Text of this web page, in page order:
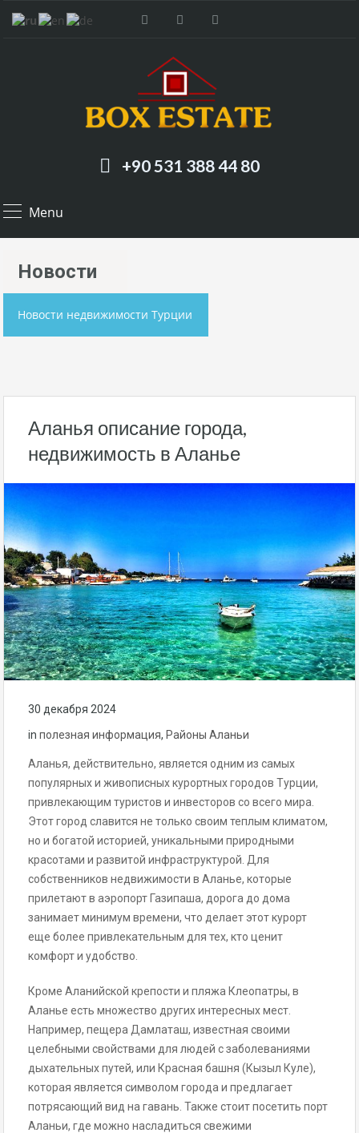
+90 531 388 44 80
Menu
Hовости
Новости недвижимости Турции
Аланья описание города,
недвижимость в Аланье
30 декабря 2024
in полезная информация, Районы Аланьи
Аланья, действительно, является одним из самых
популярных и живописных курортных городов Турции,
привлекающим туристов и инвесторов со всего мира.
Этот город славится не только своим теплым климатом,
но и богатой историей, уникальными природными
красотами и развитой инфраструктурой. Для
собственников недвижимости в Аланье, которые
прилетают в аэропорт Газипаша, дорога до дома
занимает минимум времени, что делает этот курорт
еще более привлекательным для тех, кто ценит
комфорт и удобство.
Кроме Аланийской крепости и пляжа Клеопатры, в
Аланье есть множество других интересных мест.
Например, пещера Дамлаташ, известная своими
целебными свойствами для людей с заболеваниями
дыхательных путей, или Красная башня (Кызыл Куле),
которая является символом города и предлагает
потрясающий вид на гавань. Также стоит посетить порт
Аланьи, где можно насладиться свежими